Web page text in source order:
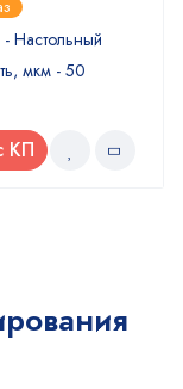
Настольный
мкм - 50
КП